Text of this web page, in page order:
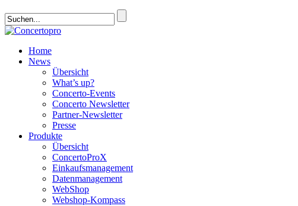
Home
News
Übersicht
What’s up?
Concerto-Events
Concerto Newsletter
Partner-Newsletter
Presse
Produkte
Übersicht
ConcertoProX
Einkaufsmanagement
Datenmanagement
WebShop
Webshop-Kompass